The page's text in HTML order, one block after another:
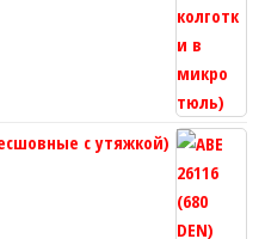
с утяжкой)